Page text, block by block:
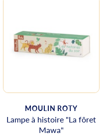
MOULIN ROTY
Lampe à histoire "La fôret
Mawa"